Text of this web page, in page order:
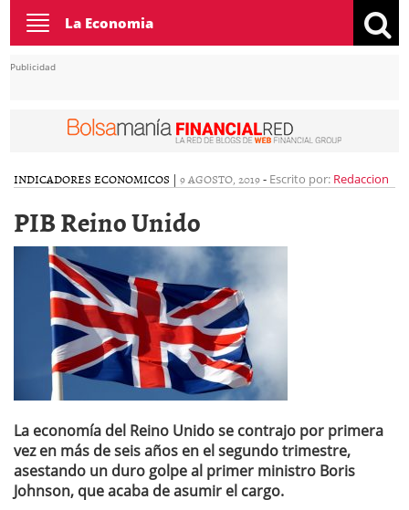
Toggle
navigation
La Economia
Publicidad
INDICADORES ECONOMICOS | 9 AGOSTO, 2019- Escrito por: Redaccion
PIB Reino Unido
La economía del Reino Unido se contrajo por primera
vez en más de seis años en el segundo trimestre,
asestando un duro golpe al primer ministro Boris
Johnson, que acaba de asumir el cargo.